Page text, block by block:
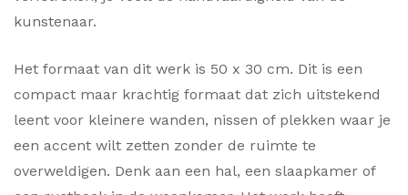
kunstenaar.
Het formaat van dit werk is 50 x 30 cm. Dit is een
compact maar krachtig formaat dat zich uitstekend
leent voor kleinere wanden, nissen of plekken waar je
een accent wilt zetten zonder de ruimte te
overweldigen. Denk aan een hal, een slaapkamer of